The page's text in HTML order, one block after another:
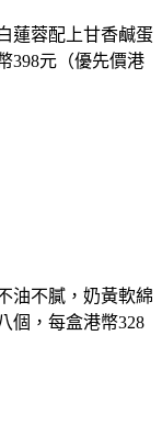
蓮蓉配上甘香鹹蛋
398元（優先價港
油不膩，奶黃軟綿
個，每盒港幣328